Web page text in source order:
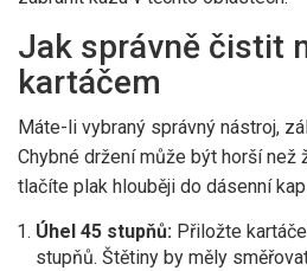
Jak správně čistit
kartáčem
Máte-li vybraný správný nástroj,
Chybné držení může být horší než
tlačíte plak hlouběji do dásenní
Úhel 45 stupňů: Přiložte
stupňů. Štětiny by měly